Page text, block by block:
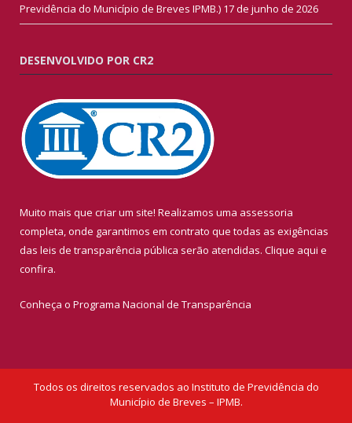
Previdência do Município de Breves IPMB.) 17 de junho de 2026
DESENVOLVIDO POR CR2
Muito mais que criar um site! Realizamos uma assessoria
completa, onde garantimos em contrato que todas as exigências
das leis de transparência pública serão atendidas. Clique aqui e
confira.
Conheça o Programa Nacional de Transparência
Todos os direitos reservados ao Instituto de Previdência do
Município de Breves – IPMB.